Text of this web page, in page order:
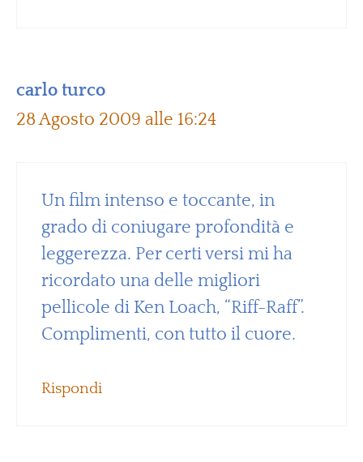
carlo turco
28 Agosto 2009 alle 16:24
Un film intenso e toccante, in
grado di coniugare profondità e
leggerezza. Per certi versi mi ha
ricordato una delle migliori
pellicole di Ken Loach, “Riff-Raff”.
Complimenti, con tutto il cuore.
Rispondi